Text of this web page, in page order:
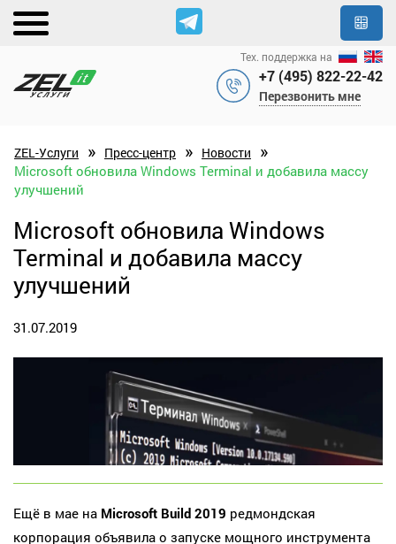
+7 (495) 822-22-42
Перезвонить мне
Тех. поддержка на
ZEL-Услуги » Пресс-центр » Новости »
Microsoft обновила Windows Terminal и добавила массу
улучшений
Microsoft обновила Windows
Terminal и добавила массу
улучшений
31.07.2019
Ещё в мае на Microsoft Build 2019 редмондская
корпорация объявила о запуске мощного инструмента